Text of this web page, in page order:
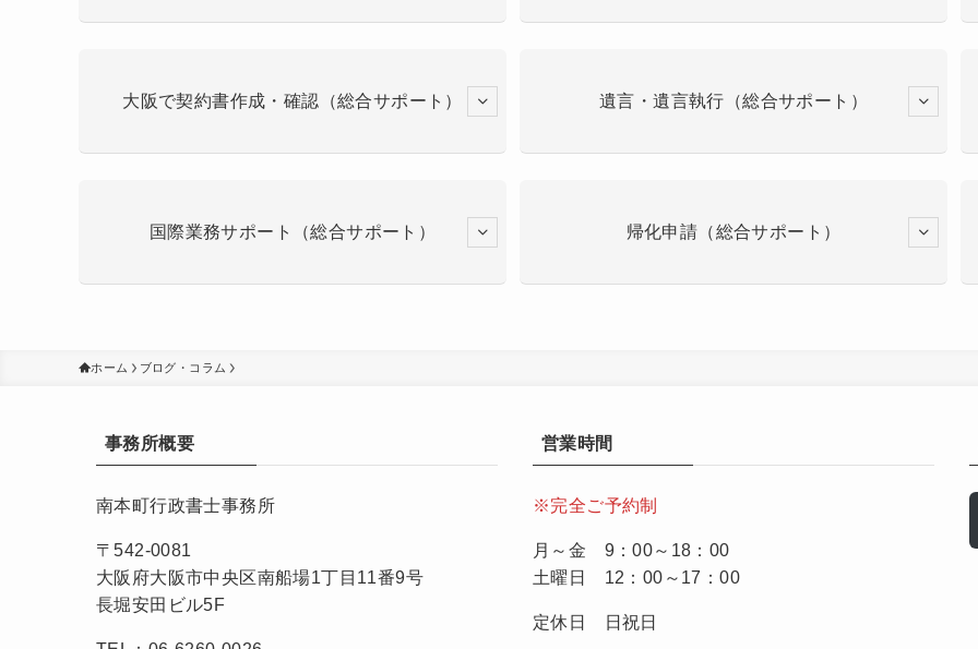
大阪で契約書作成・確認（総合サポート） 遺言・遺言執行（総合サポート）
国際業務サポート（総合サポート） 帰化申請（総合サポート）
ホーム ブログ・コラム
事務所概要
南本町行政書士事務所
〒542-0081
大阪府大阪市中央区南船場1丁目11番9号
長堀安田ビル5F
営業時間
※完全ご予約制
月～金 9：00～18：00
土曜日 12：00～17：00
定休日 日祝日